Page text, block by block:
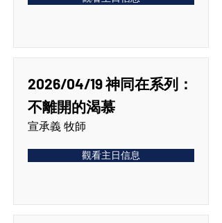
2026/04/19 神同在系列：
不離開的渴慕
宣承義 牧師
觀看主日信息